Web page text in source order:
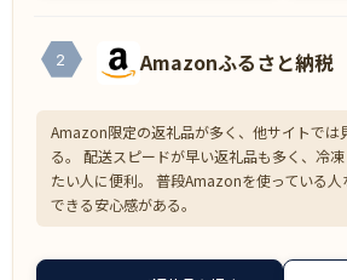
2 Amazonふるさと納税
Amazon限定の返礼品が多く、他サイトでは
る。 配送スピードが早い返礼品も多く、冷
たい人に便利。 普段Amazonを使っている
できる安心感がある。